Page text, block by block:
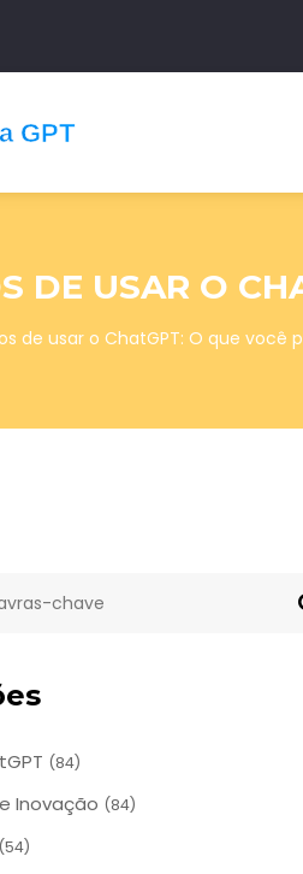
DE USAR O
de usar o ChatGPT: O que você
(84)
Inovação (84)
(54)